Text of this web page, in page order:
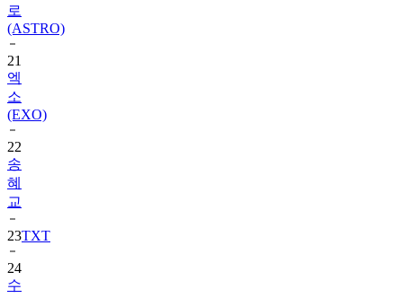
로
(ASTRO)
21
엑
소
(EXO)
22
송
혜
교
23TXT
24
수